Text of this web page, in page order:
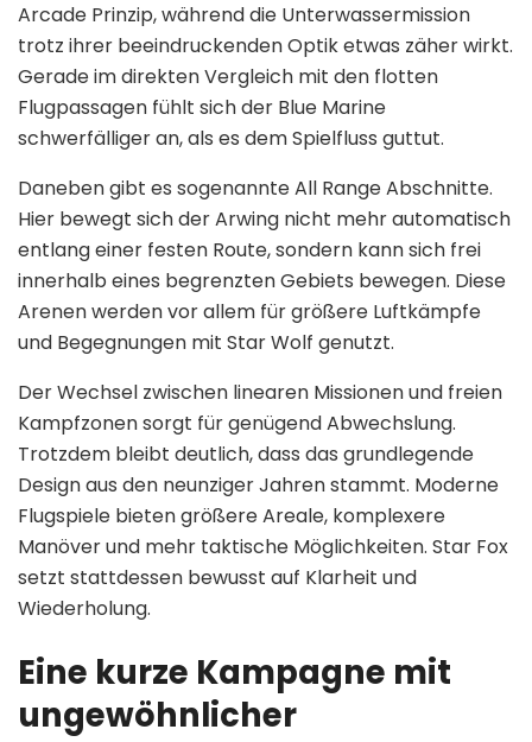
Arcade Prinzip, während die Unterwassermission
trotz ihrer beeindruckenden Optik etwas zäher wirkt.
Gerade im direkten Vergleich mit den flotten
Flugpassagen fühlt sich der Blue Marine
schwerfälliger an, als es dem Spielfluss guttut.
Daneben gibt es sogenannte All Range Abschnitte.
Hier bewegt sich der Arwing nicht mehr automatisch
entlang einer festen Route, sondern kann sich frei
innerhalb eines begrenzten Gebiets bewegen. Diese
Arenen werden vor allem für größere Luftkämpfe
und Begegnungen mit Star Wolf genutzt.
Der Wechsel zwischen linearen Missionen und freien
Kampfzonen sorgt für genügend Abwechslung.
Trotzdem bleibt deutlich, dass das grundlegende
Design aus den neunziger Jahren stammt. Moderne
Flugspiele bieten größere Areale, komplexere
Manöver und mehr taktische Möglichkeiten. Star Fox
setzt stattdessen bewusst auf Klarheit und
Wiederholung.
Eine kurze Kampagne mit
ungewöhnlicher